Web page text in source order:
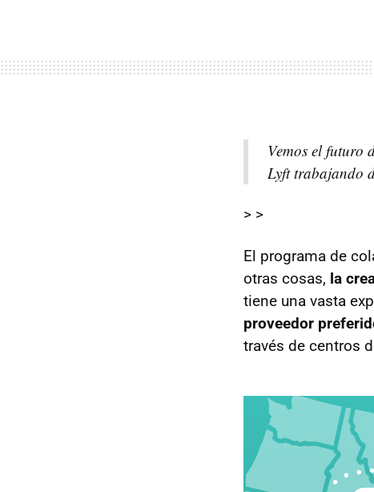
Vemos el futuro
Lyft trabajando
> >
El programa de
otras cosas, la
tiene una vasta
proveedor
través de centros